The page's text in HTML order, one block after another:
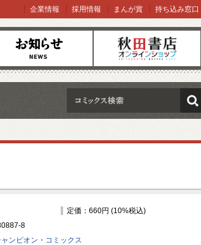
せ オンラインショップ
企業情報 採用情報 まんが賞 持ち込み窓口
検索
定価：660円 (10%税込)
8
ンピオン・コミックス